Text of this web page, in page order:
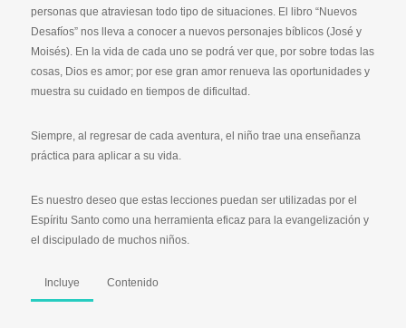
personas que atraviesan todo tipo de situaciones. El libro “Nuevos
Desafíos” nos lleva a conocer a nuevos personajes bíblicos (José y
Moisés). En la vida de cada uno se podrá ver que, por sobre todas las
cosas, Dios es amor; por ese gran amor renueva las oportunidades y
muestra su cuidado en tiempos de dificultad.
Siempre, al regresar de cada aventura, el niño trae una enseñanza
práctica para aplicar a su vida.
Es nuestro deseo que estas lecciones puedan ser utilizadas por el
Espíritu Santo como una herramienta eficaz para la evangelización y
el discipulado de muchos niños.
Incluye Contenido